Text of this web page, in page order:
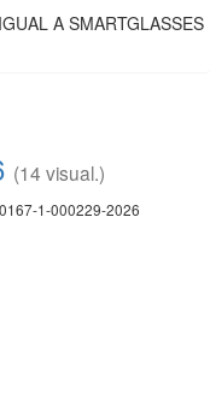
A SMARTGLASSES
(14 visual.)
1-000229-2026